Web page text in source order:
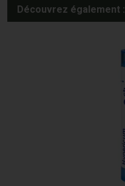
Découvrez également :